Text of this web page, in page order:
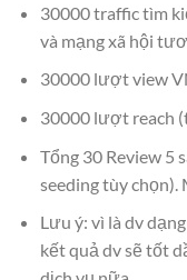
30000 traffic tìm
và mạng xã hội
30000 lượt view
30000 lượt reach
Tổng 30 Review 5
seeding tùy chọn).
Lưu ý: vì là dv
kết quả dv sẽ tốt